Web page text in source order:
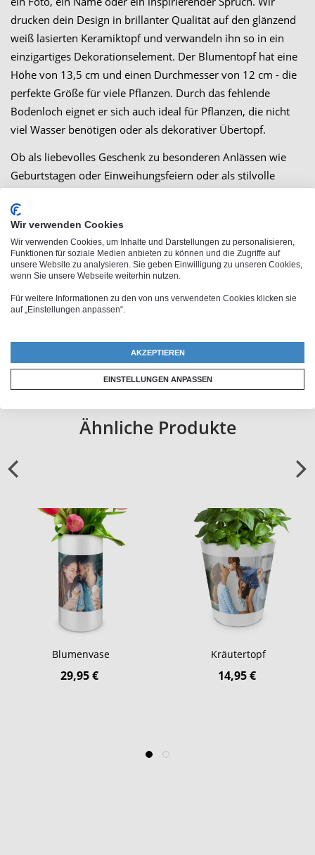
drucken dein Design in brillanter Qualität auf den glänzend
weiß lasierten Keramiktopf und verwandeln ihn so in ein
einzigartiges Dekorationselement. Der Blumentopf hat eine
Höhe von 13,5 cm und einen Durchmesser von 12 cm - die
perfekte Größe für viele Pflanzen. Durch das fehlende
Bodenloch eignet er sich auch ideal für Pflanzen, die nicht
viel Wasser benötigen oder als dekorativer Übertopf.
Ob als liebevolles Geschenk zu besonderen Anlässen wie
Geburtstagen oder Einweihungsfeiern oder als stilvolle
personalisierte Blumentopf zieht garantiert alle Blicke auf
sich. Lass deiner Kreativität freien Lauf und gestalte jetzt
deinen individuellen Blumentopf, der so einzigartig ist wie
deine Pflanzen!
Ähnliche Produkte
Blumenvase
29,95 €
Kräutertopf
14,95 €
Wir verwenden Cookies
Wir verwenden Cookies, um Inhalte und Darstellungen zu personalisieren,
Funktionen für soziale Medien anbieten zu können und die Zugriffe auf
unsere Website zu analysieren. Sie geben Einwilligung zu unseren Cookies,
wenn Sie unsere Webseite weiterhin nutzen.
Für weitere Informationen zu den von uns verwendeten Cookies klicken sie
auf „Einstellungen anpassen“.
AKZEPTIEREN
EINSTELLUNGEN ANPASSEN